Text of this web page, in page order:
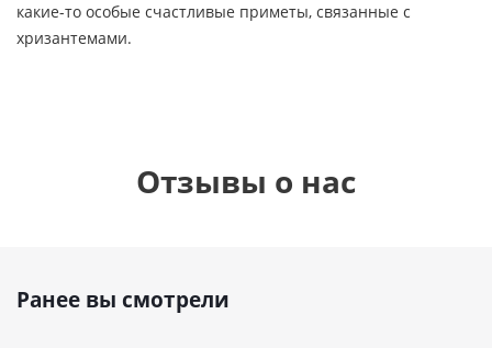
какие-то особые счастливые приметы, связанные с
хризантемами.
Отзывы о нас
Ранее вы смотрели